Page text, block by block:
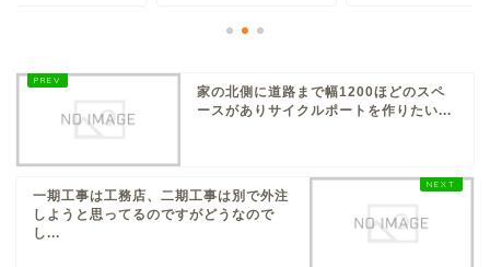
家の北側に道路まで幅1200ほどのスペ
ースがありサイクルポートを作りたい...
一期工事は工務店、二期工事は別で外注
しようと思ってるのですがどうなので
し...